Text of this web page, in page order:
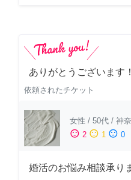
ありがとうございます！
依頼されたチケット
女性 / 50代 / 神
sentiment_satisfied 2 sentiment_neutral 1 sentiment_dissatisfied 0
婚活のお悩み相談承り